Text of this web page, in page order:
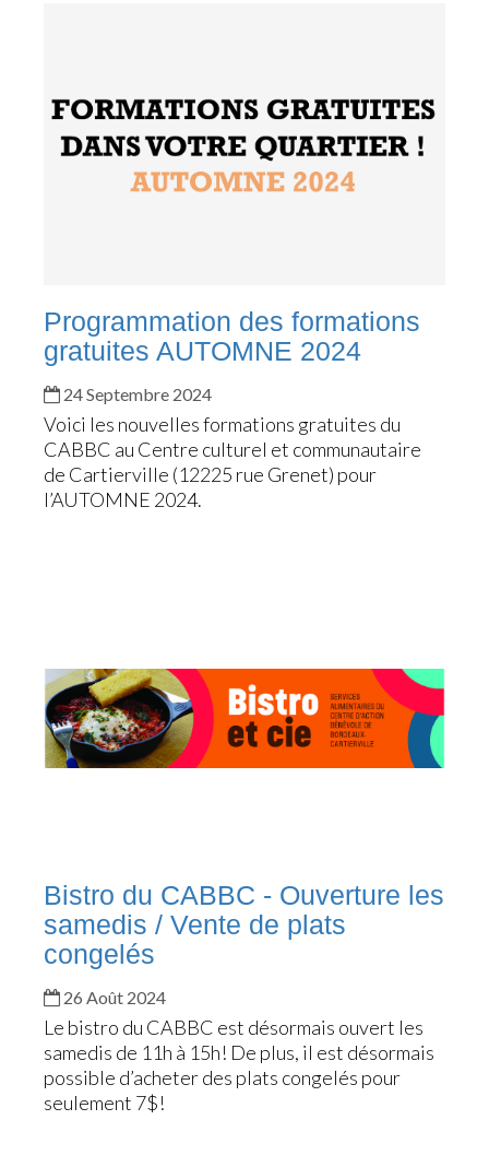
Programmation des formations
gratuites AUTOMNE 2024
24 Septembre 2024
Voici les nouvelles formations gratuites du
CABBC au Centre culturel et communautaire
de Cartierville (12225 rue Grenet) pour
l’AUTOMNE 2024.
Bistro du CABBC - Ouverture les
samedis / Vente de plats
congelés
26 Août 2024
Le bistro du CABBC est désormais ouvert les
samedis de 11h à 15h! De plus, il est désormais
possible d’acheter des plats congelés pour
seulement 7$!